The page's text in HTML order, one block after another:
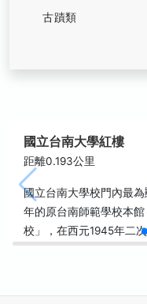
古蹟類
國立台南大學紅樓
距離0.193公里
國立台南大學校門內最
年的原台南師範學校本
校」，在西元1945年二